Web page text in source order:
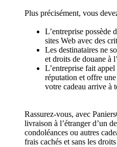
Plus précisément, vous
L’entreprise possède
sites Web avec des
Les destinataires ne
et droits de douane à
L’entreprise fait
réputation et offre
votre cadeau arrive à
Rassurez-vous, avec
livraison à l’étranger d’un
condoléances ou autres
frais cachés et sans les